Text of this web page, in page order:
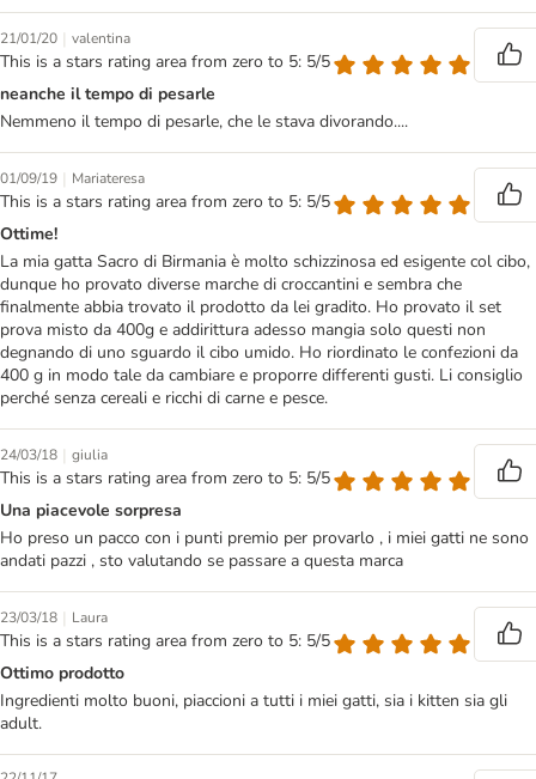
21/01/20 | valentina
This is a stars rating area from zero to 5: 5/5
neanche il tempo di pesarle
Nemmeno il tempo di pesarle, che le stava divorando....
01/09/19 | Mariateresa
This is a stars rating area from zero to 5: 5/5
Ottime!
La mia gatta Sacro di Birmania è molto schizzinosa ed esigente col cibo,
dunque ho provato diverse marche di croccantini e sembra che
finalmente abbia trovato il prodotto da lei gradito. Ho provato il set
prova misto da 400g e addirittura adesso mangia solo questi non
degnando di uno sguardo il cibo umido. Ho riordinato le confezioni da
400 g in modo tale da cambiare e proporre differenti gusti. Li consiglio
perché senza cereali e ricchi di carne e pesce.
24/03/18 | giulia
This is a stars rating area from zero to 5: 5/5
Una piacevole sorpresa
Ho preso un pacco con i punti premio per provarlo , i miei gatti ne sono
andati pazzi , sto valutando se passare a questa marca
23/03/18 | Laura
This is a stars rating area from zero to 5: 5/5
Ottimo prodotto
Ingredienti molto buoni, piaccioni a tutti i miei gatti, sia i kitten sia gli
adult.